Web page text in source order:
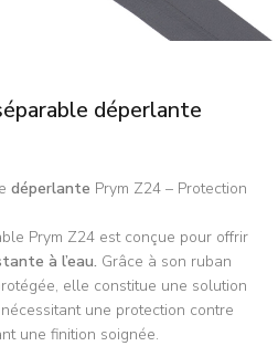
déperlante
déperlante Prym Z24 – Protection
Prym Z24 est conçue pour offrir
à l’eau. Grâce à son ruban
elle constitue une solution
une protection contre
une finition soignée.